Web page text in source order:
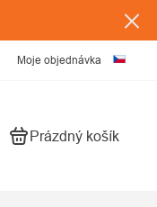
Moje objednávka
Nákupní košík
Prázdný košík